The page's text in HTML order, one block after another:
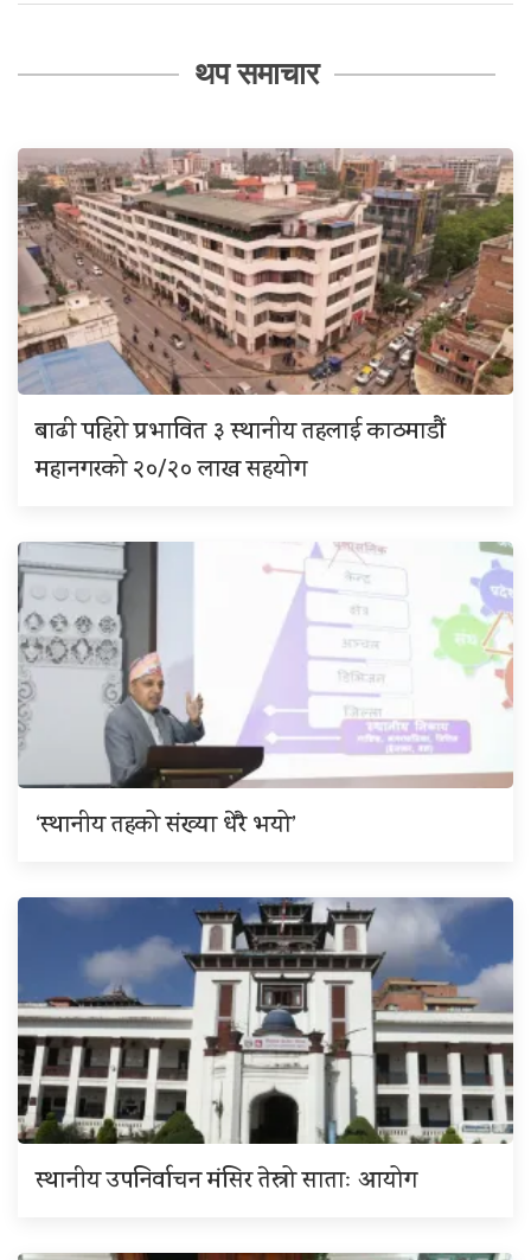
थप समाचार
बाढी पहिरो प्रभावित ३ स्थानीय तहलाई काठमाडौं
महानगरको २०/२० लाख सहयोग
‘स्थानीय तहको संख्या धेरै भयो’
स्थानीय उपनिर्वाचन मंसिर तेस्रो साताः आयोग